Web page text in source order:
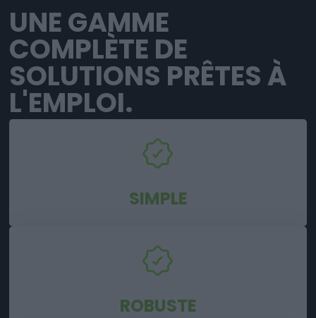
UNE GAMME
COMPLÈTE DE
SOLUTIONS PRÊTES À
L'EMPLOI.
SIMPLE
ROBUSTE